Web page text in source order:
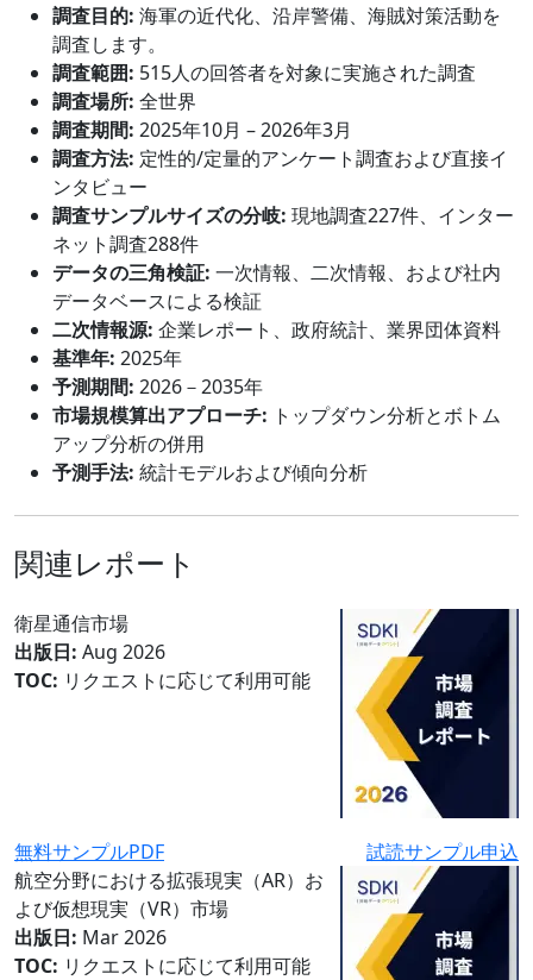
調査目的: 海軍の近代化、沿岸警備、海賊対策活動を
調査します。
調査範囲: 515人の回答者を対象に実施された調査
調査場所: 全世界
調査期間: 2025年10月 – 2026年3月
調査方法: 定性的/定量的アンケート調査および直接イ
ンタビュー
調査サンプルサイズの分岐: 現地調査227件、インター
ネット調査288件
データの三角検証: 一次情報、二次情報、および社内
データベースによる検証
二次情報源: 企業レポート、政府統計、業界団体資料
基準年: 2025年
予測期間: 2026－2035年
市場規模算出アプローチ: トップダウン分析とボトム
アップ分析の併用
予測手法: 統計モデルおよび傾向分析
関連レポート
衛星通信市場
出版日: Aug 2026
TOC: リクエストに応じて利用可能
無料サンプルPDF
試読サンプル申込
航空分野における拡張現実（AR）お
よび仮想現実（VR）市場
出版日: Mar 2026
TOC: リクエストに応じて利用可能